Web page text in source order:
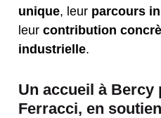
unique, leur parcours
leur contribution
industrielle.
Un accueil à Bercy
Ferracci, en